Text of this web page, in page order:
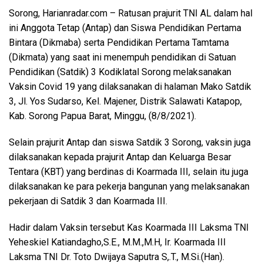
Sorong, Harianradar.com – Ratusan prajurit TNI AL dalam hal
ini Anggota Tetap (Antap) dan Siswa Pendidikan Pertama
Bintara (Dikmaba) serta Pendidikan Pertama Tamtama
(Dikmata) yang saat ini menempuh pendidikan di Satuan
Pendidikan (Satdik) 3 Kodiklatal Sorong melaksanakan
Vaksin Covid 19 yang dilaksanakan di halaman Mako Satdik
3, Jl. Yos Sudarso, Kel. Majener, Distrik Salawati Katapop,
Kab. Sorong Papua Barat, Minggu, (8/8/2021).
Selain prajurit Antap dan siswa Satdik 3 Sorong, vaksin juga
dilaksanakan kepada prajurit Antap dan Keluarga Besar
Tentara (KBT) yang berdinas di Koarmada III, selain itu juga
dilaksanakan ke para pekerja bangunan yang melaksanakan
pekerjaan di Satdik 3 dan Koarmada III.
Hadir dalam Vaksin tersebut Kas Koarmada III Laksma TNI
Yeheskiel Katiandagho,S.E., M.M.,M.H, Ir. Koarmada III
Laksma TNI Dr. Toto Dwijaya Saputra S,.T., M.Si.(Han).